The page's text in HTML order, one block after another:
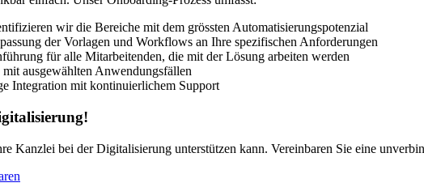
wir die Bereiche mit dem grössten Automatisierungspotenzial
der Vorlagen und Workflows an Ihre spezifischen Anforderungen
für alle Mitarbeitenden, die mit der Lösung arbeiten werden
mit ausgewählten Anwendungsfällen
Integration mit kontinuierlichem Support
Kanzlei bei der Digitalisierung unterstützen kann. Vereinbaren Sie eine